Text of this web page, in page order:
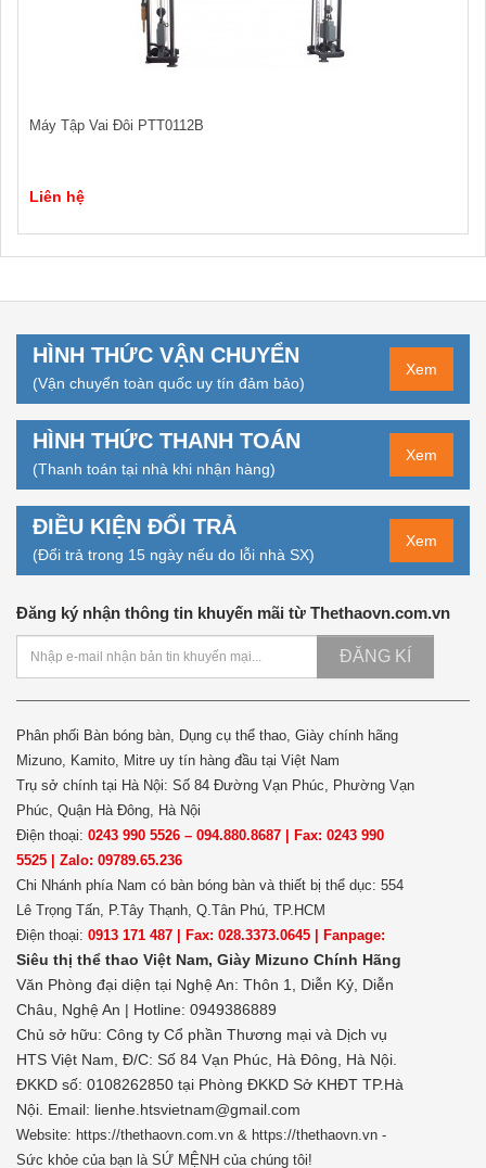
Máy Tập Vai Đôi PTT0112B
Liên hệ
HÌNH THỨC VẬN CHUYỂN
(Vận chuyển toàn quốc uy tín đảm bảo)
Xem
HÌNH THỨC THANH TOÁN
(Thanh toán tại nhà khi nhận hàng)
Xem
ĐIỀU KIỆN ĐỔI TRẢ
(Đổi trả trong 15 ngày nếu do lỗi nhà SX)
Xem
Đăng ký nhận thông tin khuyến mãi từ Thethaovn.com.vn
ĐĂNG KÍ
Phân phối Bàn bóng bàn, Dụng cụ thể thao, Giày chính hãng
Mizuno, Kamito, Mitre uy tín hàng đầu tại Việt Nam
Trụ sở chính tại Hà Nội: Số 84 Đường Vạn Phúc, Phường Vạn
Phúc, Quận Hà Đông, Hà Nội
Điện thoại: 0243 990 5526 – 094.880.8687 | Fax: 0243 990
5525 | Zalo: 09789.65.236
Chi Nhánh phía Nam có bàn bóng bàn và thiết bị thể dục: 554
Lê Trọng Tấn, P.Tây Thạnh, Q.Tân Phú, TP.HCM
Điện thoại: 0913 171 487 | Fax: 028.3373.0645 | Fanpage:
Siêu thị thể thao Việt Nam, Giày Mizuno Chính Hãng
Văn Phòng đại diện tại Nghệ An: Thôn 1, Diễn Kỷ, Diễn
Châu, Nghệ An | Hotline: 0949386889
Chủ sở hữu: Công ty Cổ phần Thương mại và Dịch vụ
HTS Việt Nam, Đ/C: Số 84 Vạn Phúc, Hà Đông, Hà Nội.
ĐKKD số: 0108262850 tại Phòng ĐKKD Sở KHĐT TP.Hà
Nội. Email: lienhe.htsvietnam@gmail.com
Website: https://thethaovn.com.vn & https://thethaovn.vn -
Sức khỏe của bạn là SỨ MỆNH của chúng tôi!